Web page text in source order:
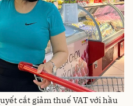
cắt giảm thuế VAT với hầu